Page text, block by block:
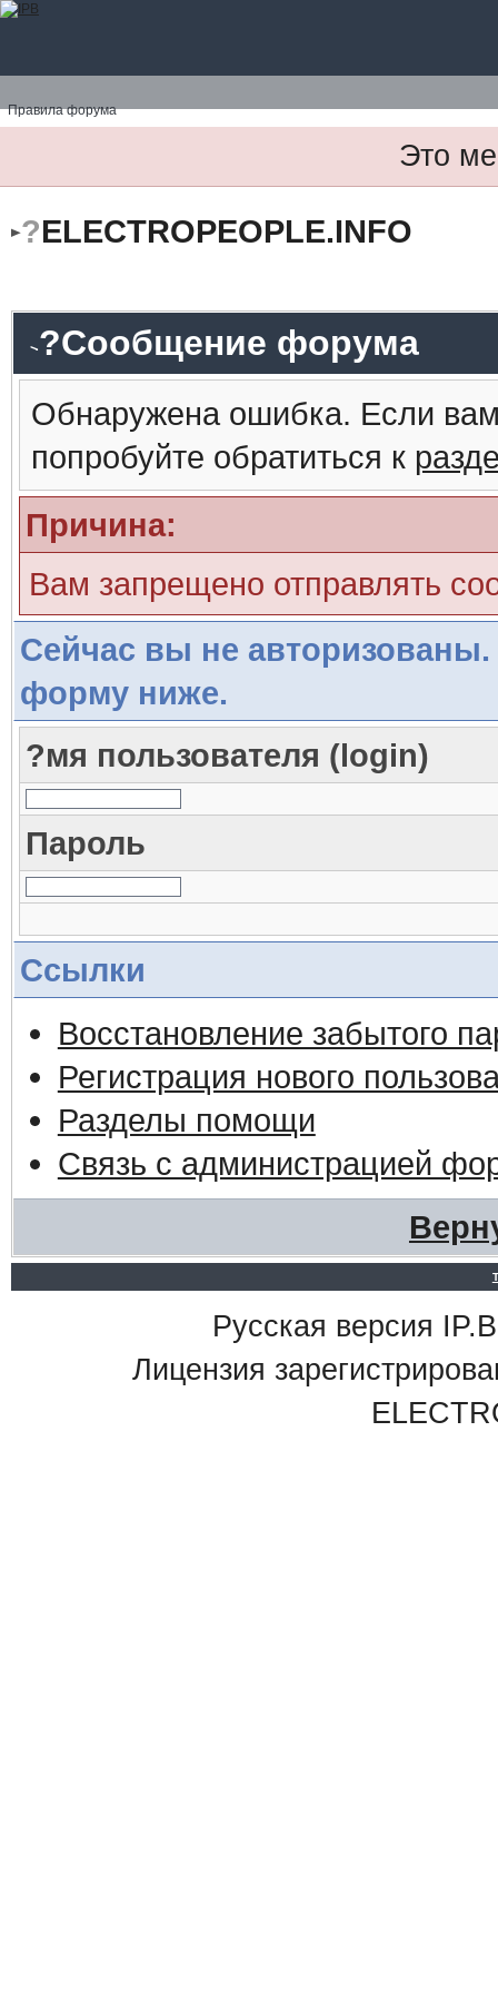
Правила форума
Это
?ELECTROPEOPLE.INFO
?Сообщение форума
Обнаружена ошибка. Если
попробуйте обратиться к
Причина:
Вам запрещено отправлять
Сейчас вы не авторизованы.
форму ниже.
?мя пользователя (login)
Пароль
Ссылки
Восстановление забытого
Регистрация нового
Разделы помощи
Связь с администрацией
Русская версия
Лицензия